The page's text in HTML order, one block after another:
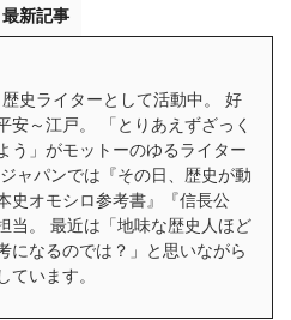
最新記事
史ライターとして活動中。 好
安～江戸。 「とりあえずざっく
う」がモットーのゆるライター
ャパンでは『その日、歴史が動
史オモシロ参考書』『信長公
当。 最近は「地味な歴史人ほど
になるのでは？」と思いながら
ています。